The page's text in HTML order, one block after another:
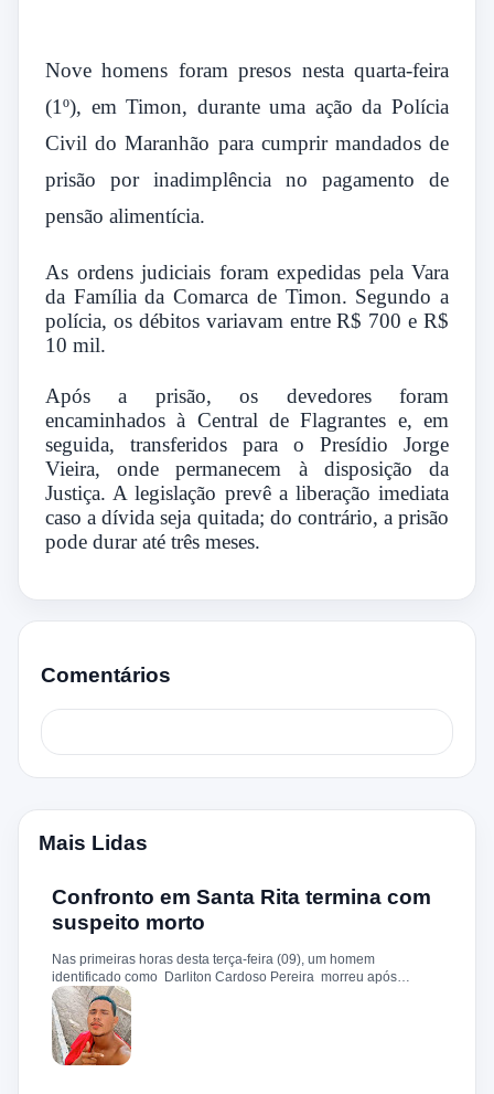
Nove homens foram presos nesta quarta-feira
(1º), em Timon, durante uma ação da Polícia
Civil do Maranhão para cumprir mandados de
prisão por inadimplência no pagamento de
pensão alimentícia.
As ordens judiciais foram expedidas pela Vara
da Família da Comarca de Timon. Segundo a
polícia, os débitos variavam entre R$ 700 e R$
10 mil.
Após a prisão, os devedores foram
encaminhados à Central de Flagrantes e, em
seguida, transferidos para o Presídio Jorge
Vieira, onde permanecem à disposição da
Justiça. A legislação prevê a liberação imediata
caso a dívida seja quitada; do contrário, a prisão
pode durar até três meses.
Comentários
Mais Lidas
Confronto em Santa Rita termina com
suspeito morto
Nas primeiras horas desta terça-feira (09), um homem
identificado como Darliton Cardoso Pereira morreu após
confronto com a Polícia Militar no povoado Timbotiba, zona rural
de Santa Rita. De acordo com a PM, os policiais estavam
cumprindo um mandado de prisão contra Darliton, apontado
como um dos suspeitos pela morte brutal de Leandro Sena ,
ocorrida em 25 de fevereiro de 2024. A vítima teria sido